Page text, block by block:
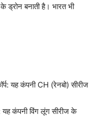
ड्रोन बनाती है। भारत भी
यह कंपनी CH (रेनबो) सीरीज
यह कंपनी विंग लूंग सीरीज के